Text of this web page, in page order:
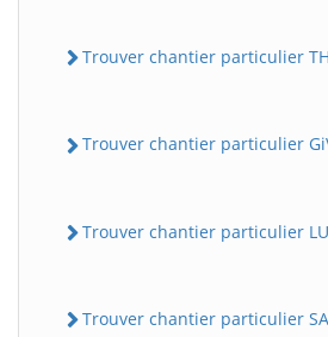
Trouver chantier particulier
Trouver chantier particulier
Trouver chantier particulier
Trouver chantier particulier